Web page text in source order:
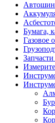
Бумага,
Газовое